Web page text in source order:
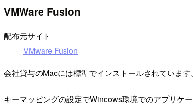
VMWare Fusion
配布元サイト
VMware Fusion
会社貸与のMacには標準でインストールされていま
キーマッピングの設定でWindows環境でのアプリケ